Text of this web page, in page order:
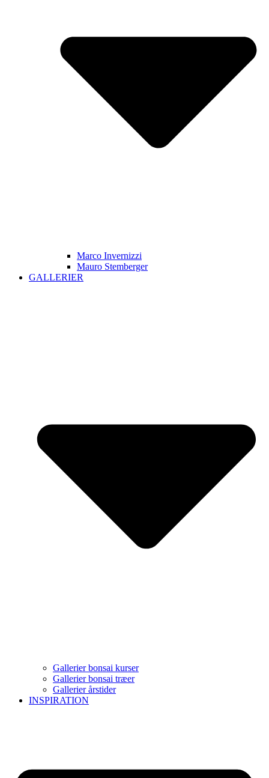
Marco Invernizzi
Mauro Stemberger
GALLERIER
Gallerier bonsai kurser
Gallerier bonsai træer
Gallerier årstider
INSPIRATION